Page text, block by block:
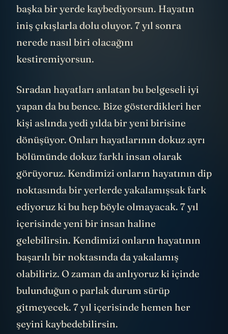
başka bir yerde kaybediyorsun. Hayatın
iniş çıkışlarla dolu oluyor. 7 yıl sonra
nerede nasıl biri olacağını
kestiremiyorsun.
Sıradan hayatları anlatan bu belgeseli iyi
yapan da bu bence. Bize gösterdikleri her
kişi aslında yedi yılda bir yeni birisine
dönüşüyor. Onları hayatlarının dokuz ayrı
bölümünde dokuz farklı insan olarak
görüyoruz. Kendimizi onların hayatının dip
noktasında bir yerlerde yakalamışsak fark
ediyoruz ki bu hep böyle olmayacak. 7 yıl
içerisinde yeni bir insan haline
gelebilirsin. Kendimizi onların hayatının
başarılı bir noktasında da yakalamış
olabiliriz. O zaman da anlıyoruz ki içinde
bulunduğun o parlak durum sürüp
gitmeyecek. 7 yıl içerisinde hemen her
şeyini kaybedebilirsin.